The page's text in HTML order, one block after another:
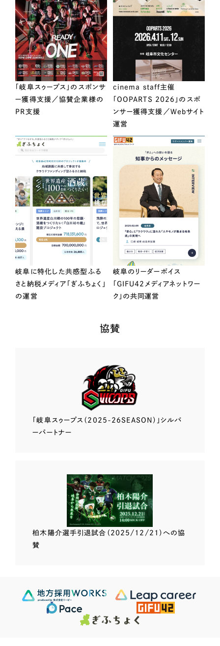
「岐阜スゥープス」のスポンサ
ー獲得支援／協賛企業様の
PR支援
cinema staff主催
「OOPARTS 2026」のスポ
ンサー獲得支援／Webサイト
運営
岐阜に特化した共感型ふる
さと納税メディア「ぎふちょく」
の運営
岐阜のリーダーボイス
「GIFU42メディアネットワー
ク」の共同運営
協賛
「岐阜スゥープス （2025-26SEASON）」 シルバ
ーパートナー
柏木陽介選手引退試合（2025/12/21）への協
賛